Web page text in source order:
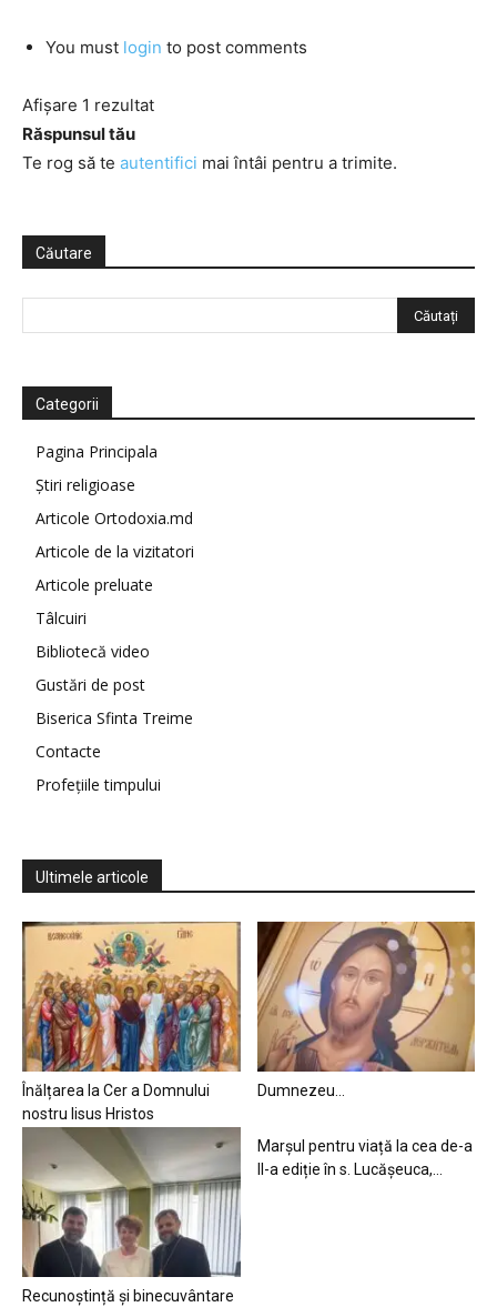
You must login to post comments
Afișare 1 rezultat
Răspunsul tău
Te rog să te autentifici mai întâi pentru a trimite.
Căutare
Categorii
Pagina Principala
Știri religioase
Articole Ortodoxia.md
Articole de la vizitatori
Articole preluate
Tâlcuiri
Bibliotecă video
Gustări de post
Biserica Sfinta Treime
Contacte
Profețiile timpului
Ultimele articole
Înălțarea la Cer a Domnului
nostru Iisus Hristos
Dumnezeu…
Recunoștință și binecuvântare
Marșul pentru viață la cea de-a
II-a ediție în s. Lucășeuca,...